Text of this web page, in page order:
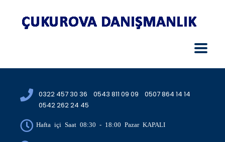
0322 457 30 36 0543 811 09 09
0507 864 14 14
0542 262 24 45
Hafta içi Saat 08:30 - 18:00 Pazar KAPALI